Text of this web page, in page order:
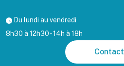
Du lundi au vendredi
8h30 à 12h30 - 14h à 18h
Contact